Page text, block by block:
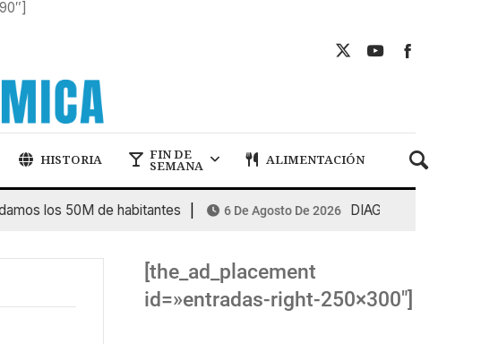
HISTORIA FIN DE
SEMANA ALIMENTACIÓN
los 50M de habitantes 6 De Agosto De 2026 DIAGEO: el beneficio crece
[the_ad_placement
id=»entradas-right-250×300″]